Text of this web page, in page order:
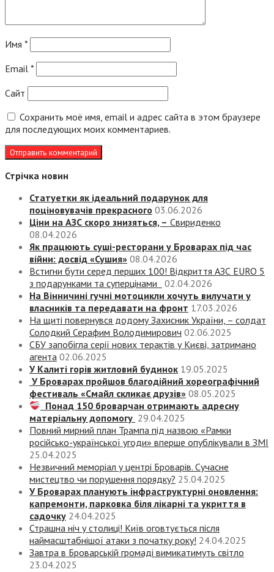
Имя *
Email *
Сайт
Сохранить моё имя, email и адрес сайта в этом браузере
для последующих моих комментариев.
Стрічка новин
Статуетки як ідеальний подарунок для
поціновувачів прекрасного 03.06.2026
Ціни на АЗС скоро знизяться, – Свириденко
08.04.2026
Як працюють суші-ресторани у Броварах під час
війни: досвід «Сушия» 08.04.2026
Встигни бути серед перших 100! Відкриття АЗС EURO 5
з подарунками та суперцінами
02.04.2026
На Вінничині гучні мотоцикли хочуть вилучати у
власників та передавати на фронт 17.03.2026
На щиті повернувся додому Захисник України, – солдат
Солодкий Серафим Володимирович 02.06.2025
СБУ запобігла серії нових терактів у Києві, затримано
агента 02.06.2025
У Калиті горів житловий будинок 19.05.2025
У Броварах пройшов благодійний хореографічний
фестиваль «Смайл скликає друзів» 08.05.2025
Понад 150 броварчан отримають адресну
матеріальну допомогу 29.04.2025
Повний мирний план Трампа під назвою «‎Рамки
російсько-української угоди» вперше опублікували в ЗМІ
25.04.2025
Незвичний меморіал у центрі Броварів. Сучасне
мистецтво чи порушення порядку? 25.04.2025
У Броварах планують інфраструктурні оновлення:
капремонти, парковка біля лікарні та укриття в
садочку 24.04.2025
Страшна ніч у столиці! Київ оговтується після
наймасштабнішої атаки з початку року! 24.04.2025
Завтра в Броварській громаді вимикатимуть світло
23.04.2025